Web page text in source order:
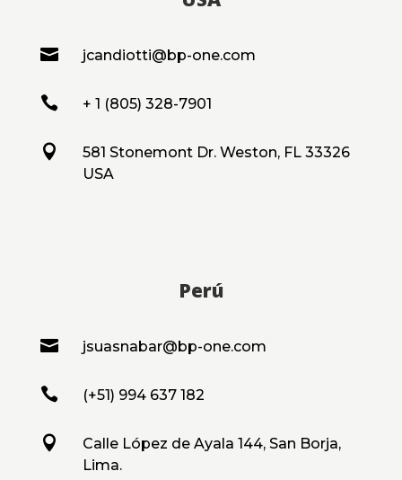
 jcandiotti@bp-one.com
 + 1 (805) 328-7901

581 Stonemont Dr. Weston, FL 33326
USA
Perú
 jsuasnabar@bp-one.com
 (+51) 994 637 182

Calle López de Ayala 144, San Borja,
Lima.